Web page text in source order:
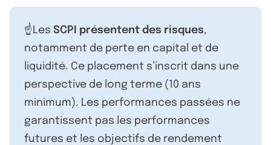
☝️Les SCPI présentent des risques,
notamment de perte en capital et de
liquidité. Ce placement s’inscrit dans une
perspective de long terme (10 ans
minimum). Les performances passées ne
garantissent pas les performances
futures et les objectifs de rendement